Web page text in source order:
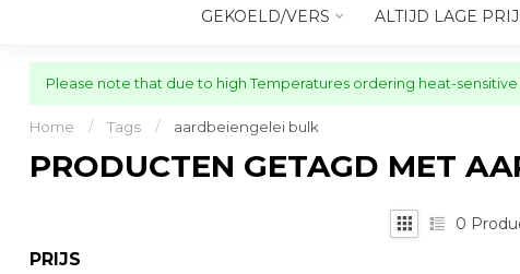
GEKOELD/VERS ALTIJD LAGE
Please note that due to high Temperatures ordering heat-
Home / Tags / aardbeiengelei bulk
PRODUCTEN GETAGD MET
PRIJS
0